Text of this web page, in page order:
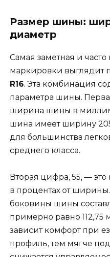
Размер шины:
диаметр
Самая заметная и
маркировки выглядит
R16. Эта комбинация
параметра шины.
ширина шины в
шина имеет ширину
для большинства
среднего класса.
Вторая цифра, 55, —
в процентах от ширины.
боковины шины
примерно равно 112,75
зависит комфорт при
профиль, тем мягче